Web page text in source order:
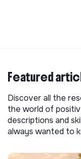
Featured
Discover all the
the world of
descriptions and
always wanted to